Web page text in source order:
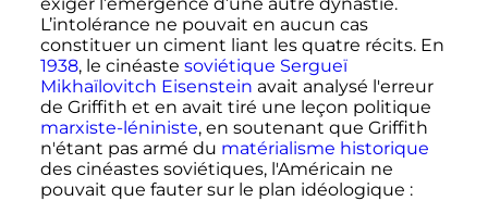
L’intolérance ne pouvait en aucun cas
constituer un ciment liant les quatre récits. En
1938, le cinéaste soviétique Sergueï
Mikhaïlovitch Eisenstein avait analysé l'erreur
de Griffith et en avait tiré une leçon politique
marxiste-léniniste, en soutenant que Griffith
n'étant pas armé du matérialisme historique
des cinéastes soviétiques, l'Américain ne
pouvait que fauter sur le plan idéologique :